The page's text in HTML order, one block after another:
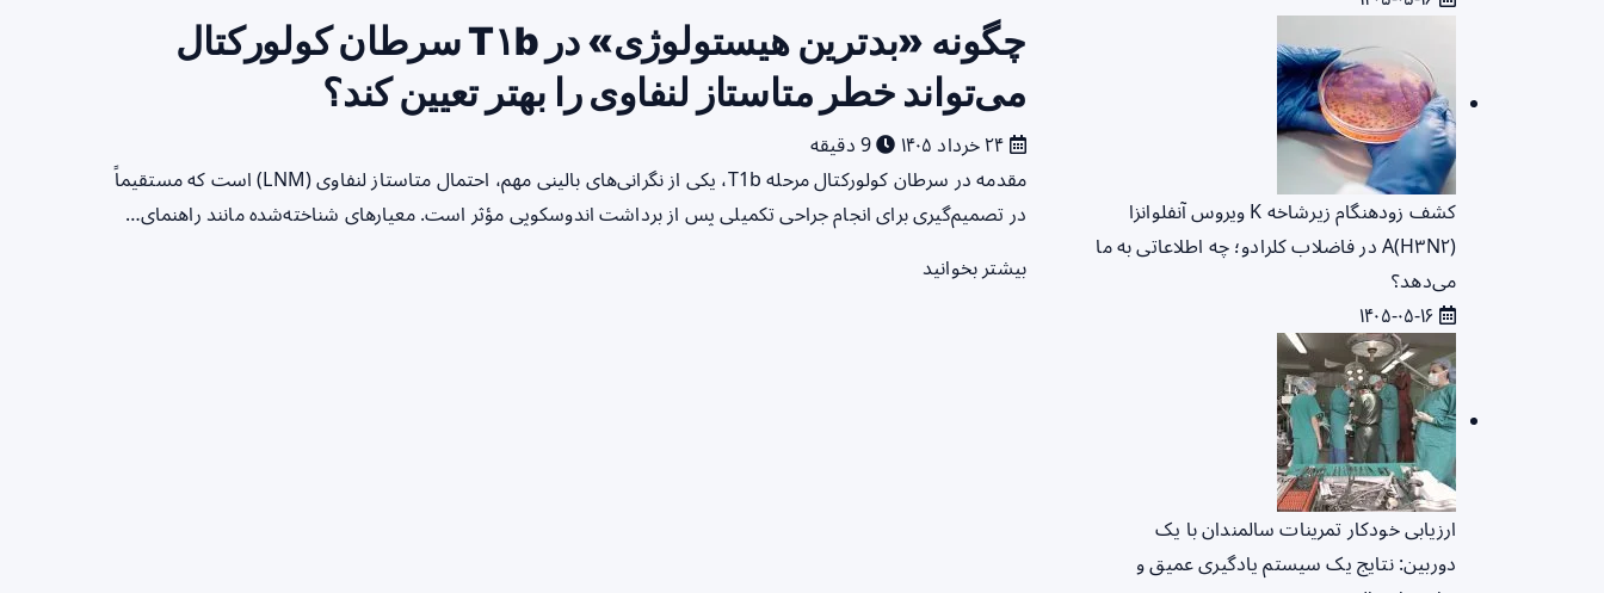
چگونه «بدترین هیستولوژی» در T۱b سرطان کولورکتال
می‌تواند خطر متاستاز لنفاوی را بهتر تعیین کند؟
9 دقیقه
مقدمه در سرطان کولورکتال مرحله T1b، یکی از نگرانی‌های بالینی مهم، احتمال متاستاز لنفاوی (LNM) است که مستقیماً
در تصمیم‌گیری برای انجام جراحی تکمیلی پس از برداشت اندوسکوپی مؤثر است. معیارهای شناخته‌شده مانند راهنمای…
بیشتر بخوانید
کشف زودهنگام زیرشاخه K ویروس آنفلوانزا
A(H۳N۲) در فاضلاب کلرادو؛ چه اطلاعاتی به ما
می‌دهد؟
ارزیابی خودکار تمرینات سالمندان با یک
دوربین: نتایج یک سیستم یادگیری عمیق و